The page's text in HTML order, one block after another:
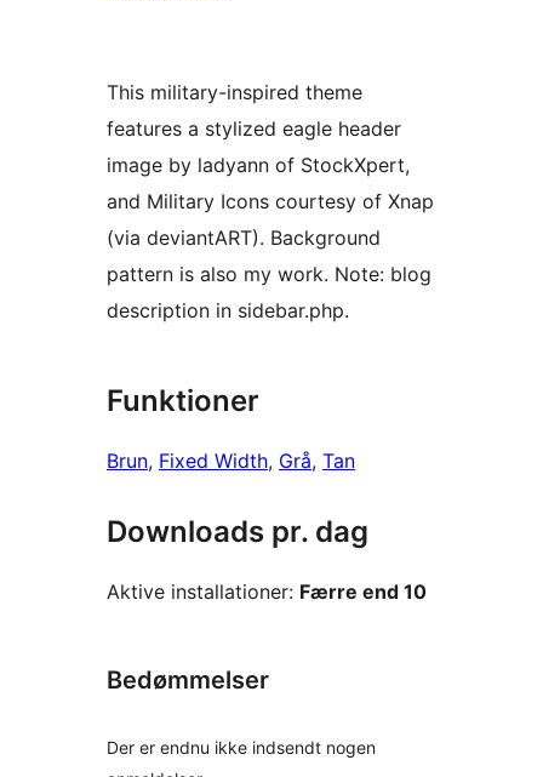
This military-inspired theme
features a stylized eagle header
image by ladyann of StockXpert,
and Military Icons courtesy of Xnap
(via deviantART). Background
pattern is also my work. Note: blog
description in sidebar.php.
Funktioner
Brun, Fixed Width, Grå, Tan
Downloads pr. dag
Aktive installationer: Færre end 10
Bedømmelser
Der er endnu ikke indsendt nogen